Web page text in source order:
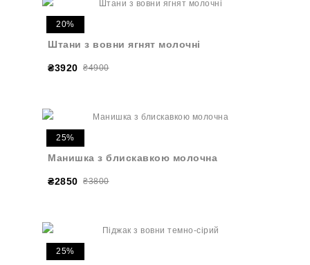
20%
Штани з вовни ягнят молочні
₴3920 ₴4900
25%
Манишка з блискавкою молочна
₴2850 ₴3800
25%